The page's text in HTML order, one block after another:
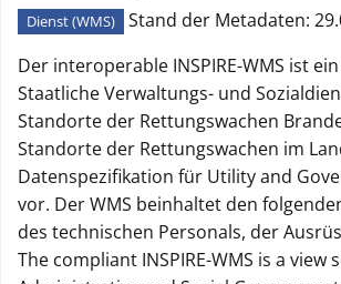
Dienst (WMS) Stand der Metadaten:
Der interoperable INSPIRE-WMS ist
Staatliche Verwaltungs- und
Standorte der Rettungswachen
Standorte der Rettungswachen im
Datenspezifikation für Utility and
vor. Der WMS beinhaltet den
des technischen Personals, der
The compliant INSPIRE-WMS is a